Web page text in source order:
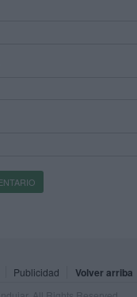
Publicidad Volver arriba